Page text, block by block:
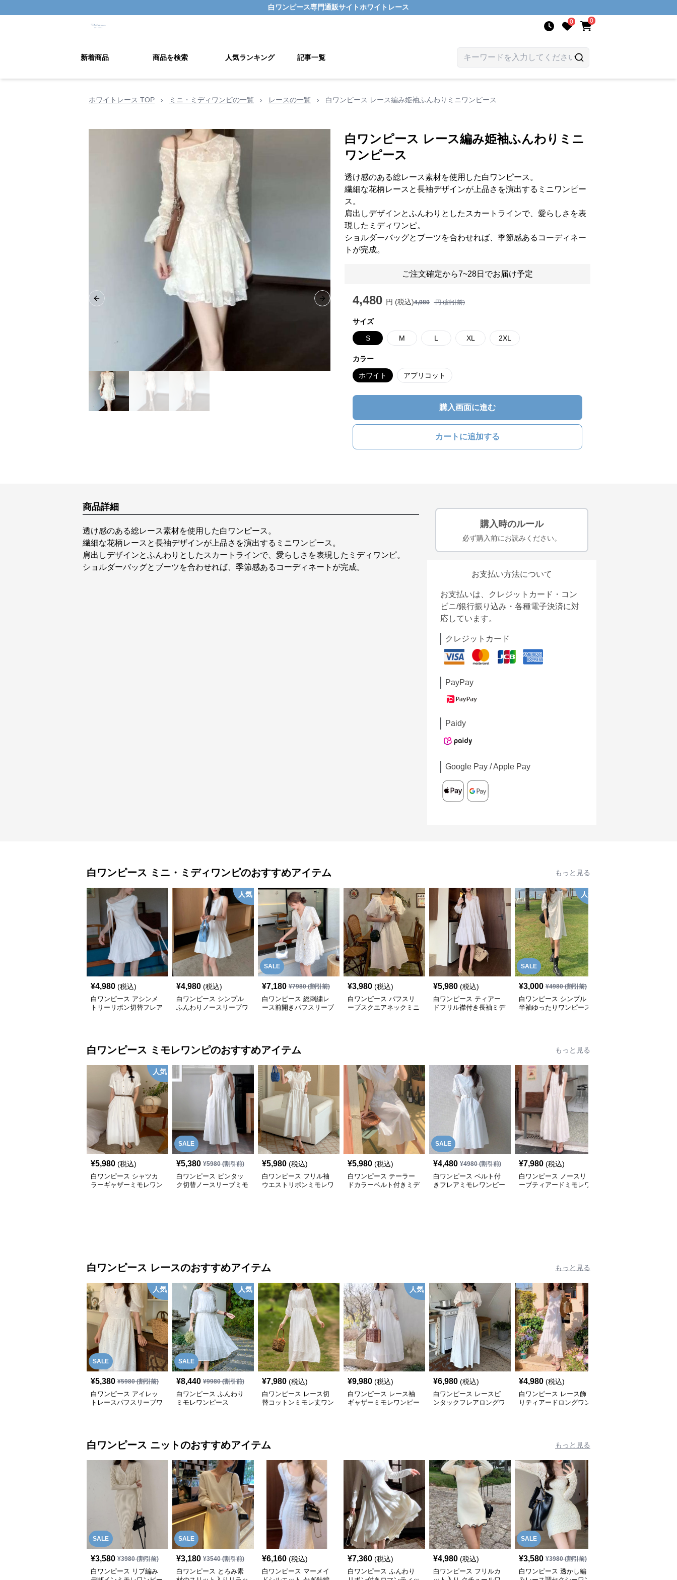
白ワンピース専門通販サイトホワイトレース
0 0
新着商品 商品を検索 人気ランキング 記事一覧
ホワイトレース TOP › ミニ・ミディワンピの一覧 › レースの一覧 › 白ワンピース レース編み姫袖ふんわりミニワンピース
Previous slide Next slide
白ワンピース レース編み姫袖ふんわりミニ
ワンピース
透け感のある総レース素材を使用した白ワンピース。
繊細な花柄レースと長袖デザインが上品さを演出するミニワンピー
ス。
肩出しデザインとふんわりとしたスカートラインで、愛らしさを表
現したミディワンピ。
ショルダーバッグとブーツを合わせれば、季節感あるコーディネー
トが完成。
ご注文確定から7~28日でお届け予定
4,480 円 (税込)4,980 円 (割引前)
サイズ
S M L XL 2XL
カラー
ホワイト アプリコット
購入画面に進む
カートに追加する
商品詳細
透け感のある総レース素材を使用した白ワンピース。
繊細な花柄レースと長袖デザインが上品さを演出するミニワンピース。
肩出しデザインとふんわりとしたスカートラインで、愛らしさを表現したミディワンピ。
ショルダーバッグとブーツを合わせれば、季節感あるコーディネートが完成。
購入時のルール
必ず購入前にお読みください。
お支払い方法について
お支払いは、クレジットカード・コン
ビニ/銀行振り込み・各種電子決済に対
応しています。
クレジットカード
PayPay
Paidy
Google Pay / Apple Pay
白ワンピース ミニ・ミディワンピのおすすめアイテム もっと見る
¥4,980 (税込)
白ワンピース アシンメ
トリーリボン切替フレア
人気
¥4,980 (税込)
白ワンピース シンプル
ふんわりノースリーブワ
SALE
¥7,180 ¥7980(割引前)
白ワンピース 総刺繍レ
ース前開きパフスリーブ
¥3,980 (税込)
白ワンピース パフスリ
ーブスクエアネックミニ
¥5,980 (税込)
白ワンピース ティアー
ドフリル襟付き長袖ミデ
SALE
人気
¥3,000 ¥4980(割引前)
白ワンピース シンプル
半袖ゆったりワンピース
白ワンピース ミモレワンピのおすすめアイテム もっと見る
人気
¥5,980 (税込)
白ワンピース シャツカ
ラーギャザーミモレワン
SALE
¥5,380 ¥5980(割引前)
白ワンピース ピンタッ
ク切替ノースリーブミモ
¥5,980 (税込)
白ワンピース フリル袖
ウエストリボンミモレワ
¥5,980 (税込)
白ワンピース テーラー
ドカラーベルト付きミデ
SALE
¥4,480 ¥4980(割引前)
白ワンピース ベルト付
きフレアミモレワンピー
¥7,980 (税込)
白ワンピース ノースリ
ーブティアードミモレワ
白ワンピース レースのおすすめアイテム もっと見る
SALE
人気
¥5,380 ¥5980(割引前)
白ワンピース アイレッ
トレースパフスリーブワ
SALE
人気
¥8,440 ¥9980(割引前)
白ワンピース ふんわり
ミモレワンピース
¥7,980 (税込)
白ワンピース レース切
替コットンミモレ丈ワン
人気
¥9,980 (税込)
白ワンピース レース袖
ギャザーミモレワンピー
¥6,980 (税込)
白ワンピース レースピ
ンタックフレアロングワ
¥4,980 (税込)
白ワンピース レース飾
りティアードロングワン
白ワンピース ニットのおすすめアイテム もっと見る
SALE
¥3,580 ¥3980(割引前)
白ワンピース リブ編み
SALE
¥3,180 ¥3540(割引前)
白ワンピース とろみ素
¥6,160 (税込)
白ワンピース マーメイ
¥7,360 (税込)
白ワンピース ふんわり
¥4,980 (税込)
白ワンピース フリルカ
SALE
¥3,580 ¥3980(割引前)
白ワンピース 透かし編